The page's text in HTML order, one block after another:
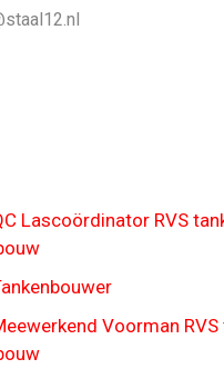
Lascoördinator RVS
Voorman RVS